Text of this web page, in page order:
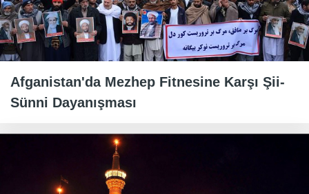
Afganistan'da Mezhep Fitnesine Karşı Şii-
Sünni Dayanışması